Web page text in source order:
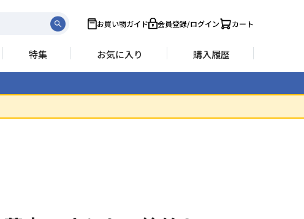
お買い物ガイド 会員登録/ログイン カート
特集 お気に入り 購入履歴